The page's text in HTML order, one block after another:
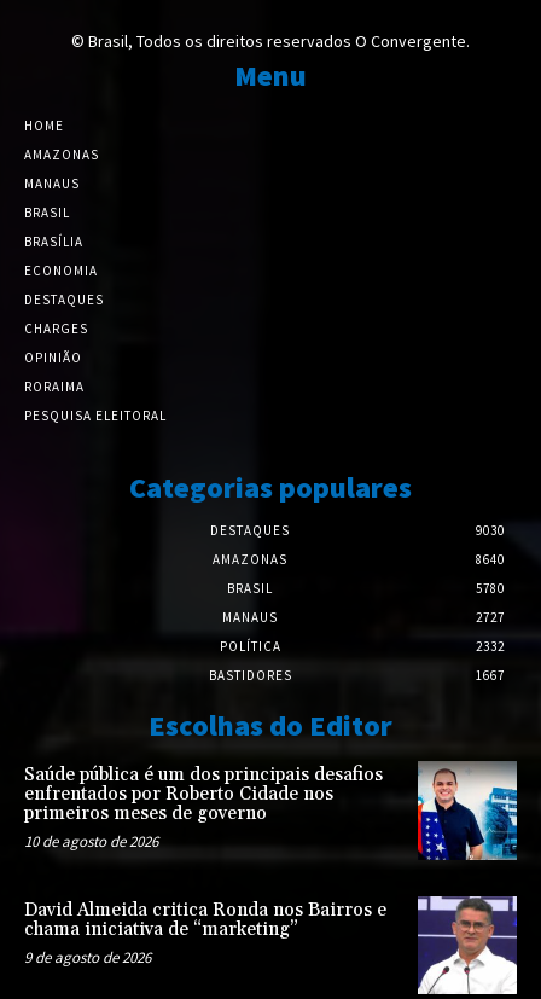
© Brasil, Todos os direitos reservados O Convergente.
Menu
HOME
AMAZONAS
MANAUS
BRASIL
BRASÍLIA
ECONOMIA
DESTAQUES
CHARGES
OPINIÃO
RORAIMA
PESQUISA ELEITORAL
Categorias populares
DESTAQUES
9030
AMAZONAS
8640
BRASIL
5780
MANAUS
2727
POLÍTICA
2332
BASTIDORES
1667
Escolhas do Editor
Saúde pública é um dos principais desafios
enfrentados por Roberto Cidade nos
primeiros meses de governo
10 de agosto de 2026
David Almeida critica Ronda nos Bairros e
chama iniciativa de “marketing”
9 de agosto de 2026